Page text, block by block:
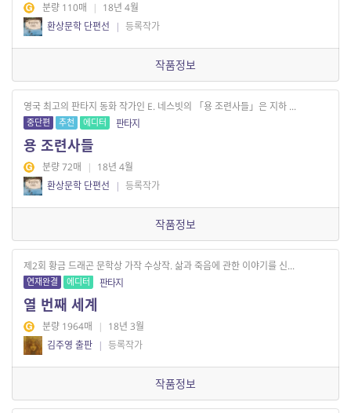
분량 110매 | 18년 4월
환상문학 단편선
| 등록작가
작품정보
영국 최고의 판타지 동화 작가인 E. 네스빗의 「용 조련사들」은 지하 ...
중단편 추천 에디터 판타지
용 조련사들
분량 72매 | 18년 4월
환상문학 단편선
| 등록작가
작품정보
제2회 황금 드래곤 문학상 가작 수상작. 삶과 죽음에 관한 이야기를 신...
연재완결 에디터 판타지
열 번째 세계
분량 1964매 | 18년 3월
김주영 출판 | 등록작가
작품정보